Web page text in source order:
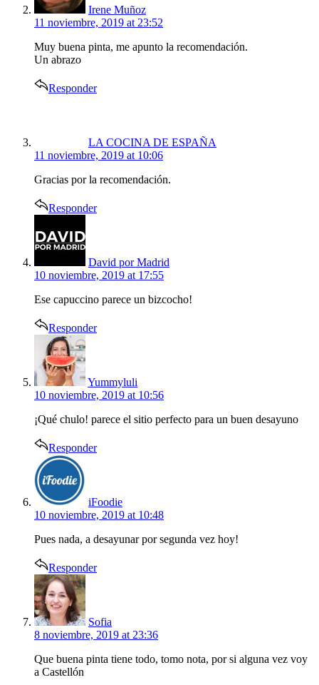
Irene Muñoz
11 noviembre, 2019 at 23:52
Muy buena pinta, me apunto la recomendación.
Un abrazo
Responder
LA COCINA DE ESPAÑA
11 noviembre, 2019 at 10:06
Gracias por la recomendación.
Responder
David por Madrid
10 noviembre, 2019 at 17:55
Ese capuccino parece un bizcocho!
Responder
says:
Yummyluli
10 noviembre, 2019 at 10:56
¡Qué chulo! parece el sitio perfecto para un buen desayuno
Responder
iFoodie
10 noviembre, 2019 at 10:48
Pues nada, a desayunar por segunda vez hoy!
Responder
says:
Sofia
8 noviembre, 2019 at 23:36
Que buena pinta tiene todo, tomo nota, por si alguna vez voy
a Castellón